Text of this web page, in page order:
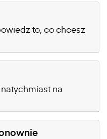
to, co chcesz
na